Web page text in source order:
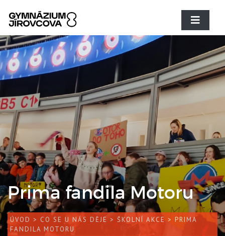
Prima fandila Motoru
ÚVOD > CO SE U NÁS DĚJE > ŠKOLNÍ AKCE > PRIMA
FANDILA MOTORU